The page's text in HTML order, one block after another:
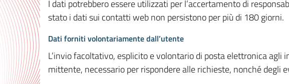
I dati potrebbero essere utilizzati per l’accertamento di
stato i dati sui contatti web non persistono per più di 180 giorni.
Dati forniti volontariamente dall’utente
L’invio facoltativo, esplicito e volontario di posta elettronica agli
mittente, necessario per rispondere alle richieste, nonché degli